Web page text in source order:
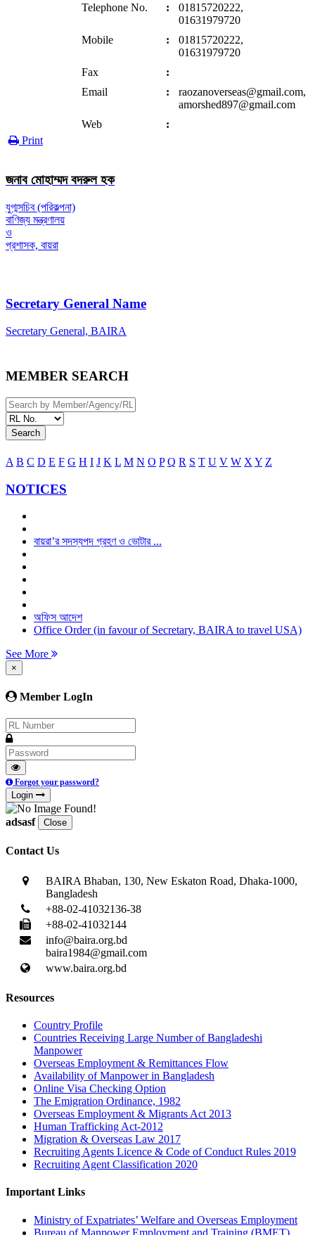
Telephone No.
:
01815720222,
01631979720
Mobile
:
01815720222,
01631979720
Fax
:
Email
:
raozanoverseas@gmail.com,
amorshed897@gmail.com
Web
:
Print
জনাব মোহাম্মদ বদরুল হক
যুগ্মসচিব (পরিকল্পনা)
বাণিজ্য মন্ত্রণালয়
ও
প্রশাসক, বায়রা
Secretary General Name
Secretary General, BAIRA
MEMBER SEARCH
Search
A B C D E F G H I J K L M N O P Q R S T U V W X Y Z
NOTICES
বায়রা’র সদস্যপদ গ্রহণ ও ভোটার ...
অফিস আদেশ
Office Order (in favour of Secretary, BAIRA to travel USA)
See More
×
Member LogIn
Forgot your password?
Login
adsasf Close
Contact Us
BAIRA Bhaban, 130, New Eskaton Road, Dhaka-1000,
Bangladesh
+88-02-41032136-38
+88-02-41032144
info@baira.org.bd
baira1984@gmail.com
www.baira.org.bd
Resources
Country Profile
Countries Receiving Large Number of Bangladeshi
Manpower
Overseas Employment & Remittances Flow
Availability of Manpower in Bangladesh
Online Visa Checking Option
The Emigration Ordinance, 1982
Overseas Employment & Migrants Act 2013
Human Trafficking Act-2012
Migration & Overseas Law 2017
Recruiting Agents Licence & Code of Conduct Rules 2019
Recruiting Agent Classification 2020
Important Links
Ministry of Expatriates’ Welfare and Overseas Employment
Bureau of Manpower Employment and Training (BMET)